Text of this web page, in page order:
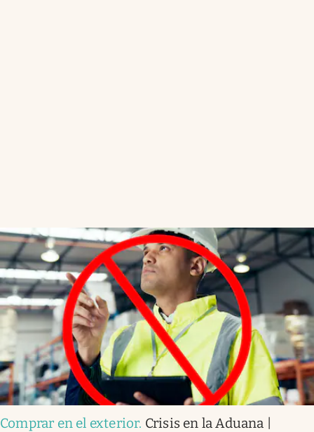
Comprar en el exterior. Crisis en la Aduana |